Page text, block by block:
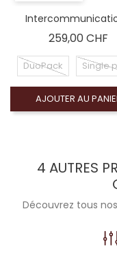
259,00 CHF
DuoPack Single
AJOUTER AU
4 AUTRES
Découvrez tous